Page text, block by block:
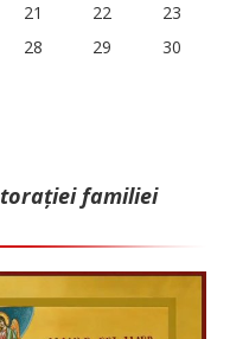
21 22
23
28 29
30
familiei